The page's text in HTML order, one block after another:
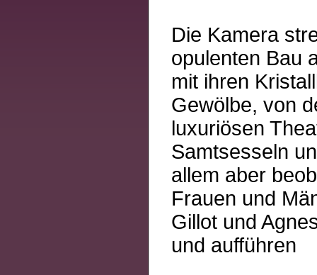
Die Kamera
opulenten Bau
mit ihren
Gewölbe, von
luxuriösen
Samtsesseln
allem aber
Frauen und
Gillot und
und aufführen